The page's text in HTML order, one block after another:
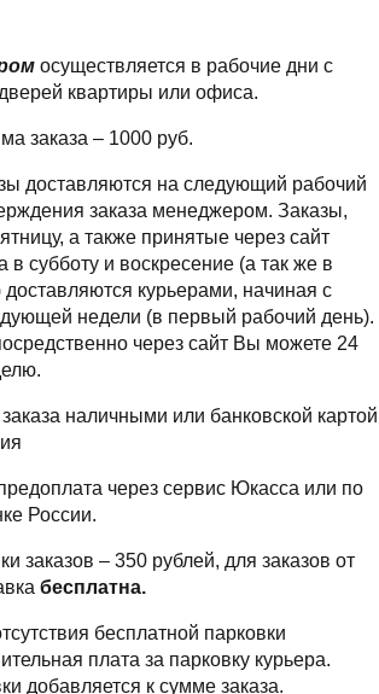
осуществляется в рабочие дни с
квартиры или офиса.
заказа – 1000 руб.
доставляются на следующий рабочий
заказа менеджером. Заказы,
а также принятые через сайт
в субботу и воскресение (а так же в
курьерами, начиная с
недели (в первый рабочий день).
через сайт Вы можете 24
наличными или банковской картой
через сервис Юкасса или по
России.
заказов – 350 рублей, для заказов от
бесплатна.
бесплатной парковки
плата за парковку курьера.
добавляется к сумме заказа.